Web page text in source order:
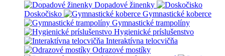
Dopadové žinenky
Doskočisko
Gymnastické koberce
Gymnastické trampolíny
Hygienické príslušenstvo
Interaktívna telocvičňa
Odrazové mostíky